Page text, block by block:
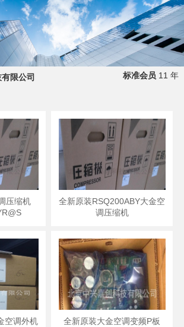
限公司 标准会员 11 年
压缩机
全新原装RSQ200ABY大金空
调压缩机
空调外机
全新原装大金空调变频P板